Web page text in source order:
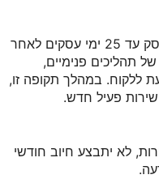
עד 25 ימי עסקים לאחר
תהליכים פנימיים,
ללקוח. במהלך תקופה זו,
שירות פעיל חדש.
לא יתבצע חיוב חודשי